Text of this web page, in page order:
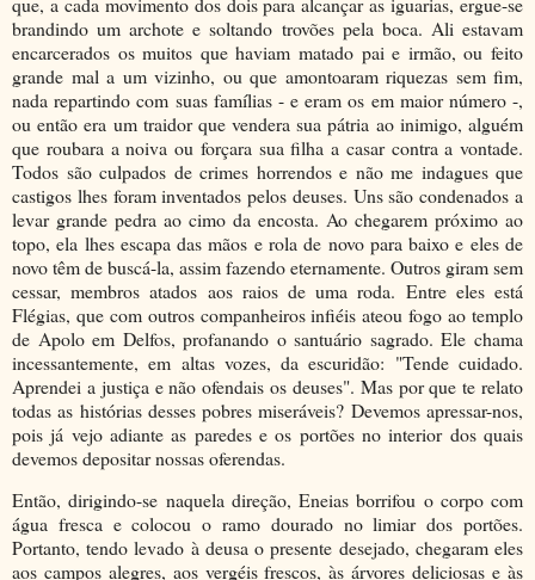
brandindo um archote e soltando trovões pela boca. Ali estavam
encarcerados os muitos que haviam matado pai e irmão, ou feito
grande mal a um vizinho, ou que amontoaram riquezas sem fim,
nada repartindo com suas famílias - e eram os em maior número -,
ou então era um traidor que vendera sua pátria ao inimigo, alguém
que roubara a noiva ou forçara sua filha a casar contra a vontade.
Todos são culpados de crimes horrendos e não me indagues que
castigos lhes foram inventados pelos deuses. Uns são condenados a
levar grande pedra ao cimo da encosta. Ao chegarem próximo ao
topo, ela lhes escapa das mãos e rola de novo para baixo e eles de
novo têm de buscá-la, assim fazendo eternamente. Outros giram sem
cessar, membros atados aos raios de uma roda. Entre eles está
Flégias, que com outros companheiros infiéis ateou fogo ao templo
de Apolo em Delfos, profanando o santuário sagrado. Ele chama
incessantemente, em altas vozes, da escuridão: "Tende cuidado.
Aprendei a justiça e não ofendais os deuses". Mas por que te relato
todas as histórias desses pobres miseráveis? Devemos apressar-nos,
pois já vejo adiante as paredes e os portões no interior dos quais
devemos depositar nossas oferendas.
Então, dirigindo-se naquela direção, Eneias borrifou o corpo com
água fresca e colocou o ramo dourado no limiar dos portões.
Portanto, tendo levado à deusa o presente desejado, chegaram eles
aos campos alegres, aos vergéis frescos, às árvores deliciosas e às